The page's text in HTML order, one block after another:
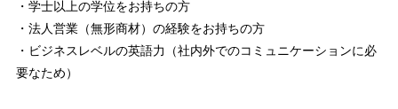
・学士以上の学位をお持ちの方
・法人営業（無形商材）の経験をお持ちの方
・ビジネスレベルの英語力（社内外でのコミュニケーションに必
要なため）